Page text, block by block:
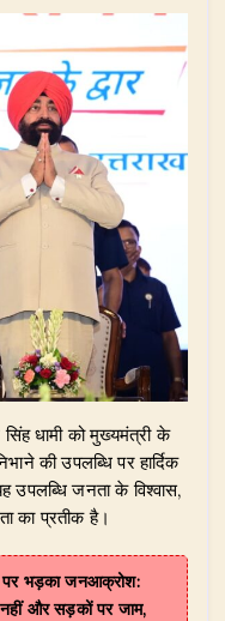
धामी को मुख्यमंत्री के
की उपलब्धि पर हार्दिक
उपलब्धि जनता के विश्वास,
का प्रतीक है।
पर भड़का जनआक्रोश:
और सड़कों पर जाम,